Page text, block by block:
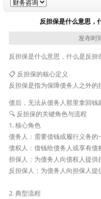
反担保是什么意思，
发布时
反担保是什么意思，什么是反担
📋 反担保的核心定义
反担保是指为保障债务人之外
债后，无法从债务人那里拿回钱
🔍 反担保的关键角色与流程
1. 核心角色
债务人：需要借钱或履行义务的
债权人：借钱给债务人或享有债
担保人：为债务人向债权人提
反担保人：为债务人向担保人
2. 典型流程